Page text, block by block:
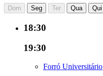
Dom Seg Ter Qua Qui
18:30
19:30
Forró Universitário